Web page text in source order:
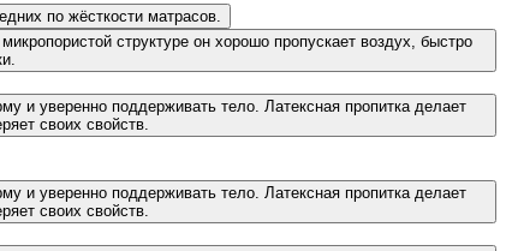
по жёсткости матрасов.
структуре он хорошо пропускает воздух, быстро
и уверенно поддерживать тело. Латексная пропитка делает
своих свойств.
и уверенно поддерживать тело. Латексная пропитка делает
своих свойств.